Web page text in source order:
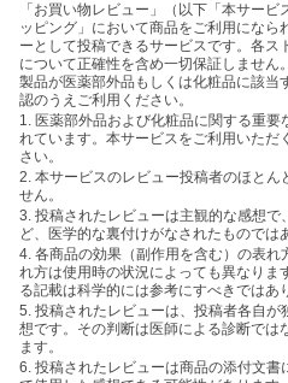
「お買い物レビュー」（以下「本サー
ッピング」において商品をご利用になら
ーとして投稿できるサービスです。各
について正確性を含め一切保証しません
製品が医薬部外品もしくは化粧品に該当
認のうえご利用ください。
1. 医薬部外品および化粧品に関する重
れています。本サービスをご利用いただ
さい。
2. 本サービスのレビュー投稿者のほとん
せん。
3. 投稿されたレビューは主観的な感想
ど、医学的な裏付けがなされたものでは
4. 各商品の効果（副作用を含む）の表
れ方は使用時の状況によっても異なりま
る記載は科学的には参考にすべきではあ
5. 投稿されたレビューは、投稿者各自
想です。その判断は医師による診断では
ます。
6. 投稿されたレビューは商品の添付文